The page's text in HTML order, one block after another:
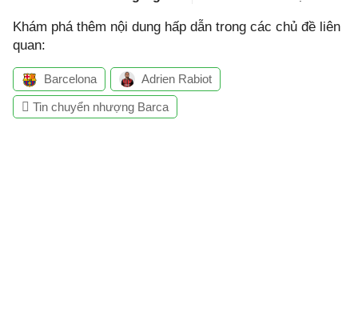
Khám phá thêm nội dung hấp dẫn trong các chủ đề liên
quan:
Barcelona Adrien Rabiot
Tin chuyển nhượng Barca